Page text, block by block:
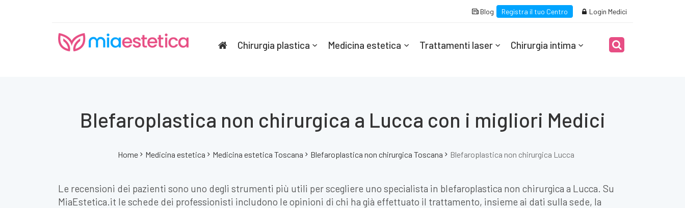
Blog Registra il tuo Centro Login Medici
Chirurgia plastica Medicina estetica Trattamenti laser Chirurgia intima
Blefaroplastica non chirurgica a Lucca con i migliori Medici
Home Medicina estetica Medicina estetica Toscana Blefaroplastica non chirurgica Toscana Blefaroplastica non chirurgica Lucca
Le recensioni dei pazienti sono uno degli strumenti più utili per scegliere uno specialista in blefaroplastica non chirurgica a Lucca. Su
MiaEstetica.it le schede dei professionisti includono le opinioni di chi ha già effettuato il trattamento, insieme ai dati sulla sede, la